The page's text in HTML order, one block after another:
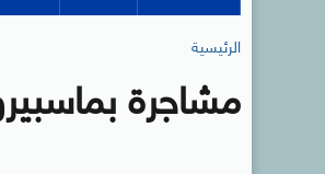
الرئيسية
مشاجرة